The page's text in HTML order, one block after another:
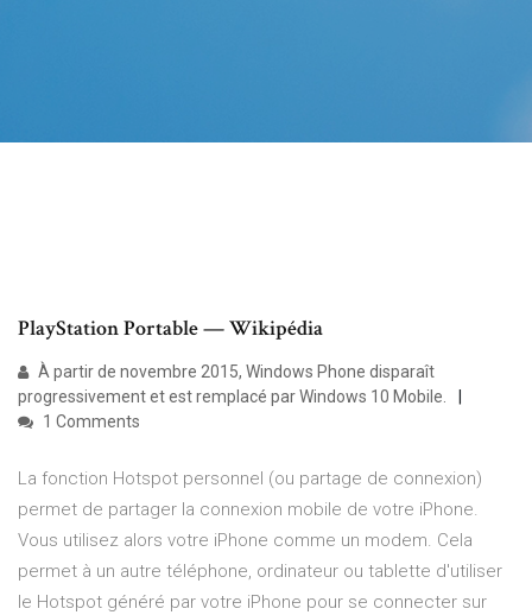
PlayStation Portable — Wikipédia
À partir de novembre 2015, Windows Phone disparaît
progressivement et est remplacé par Windows 10 Mobile.
1 Comments
La fonction Hotspot personnel (ou partage de connexion)
permet de partager la connexion mobile de votre iPhone.
Vous utilisez alors votre iPhone comme un modem. Cela
permet à un autre téléphone, ordinateur ou tablette d'utiliser
le Hotspot généré par votre iPhone pour se connecter sur